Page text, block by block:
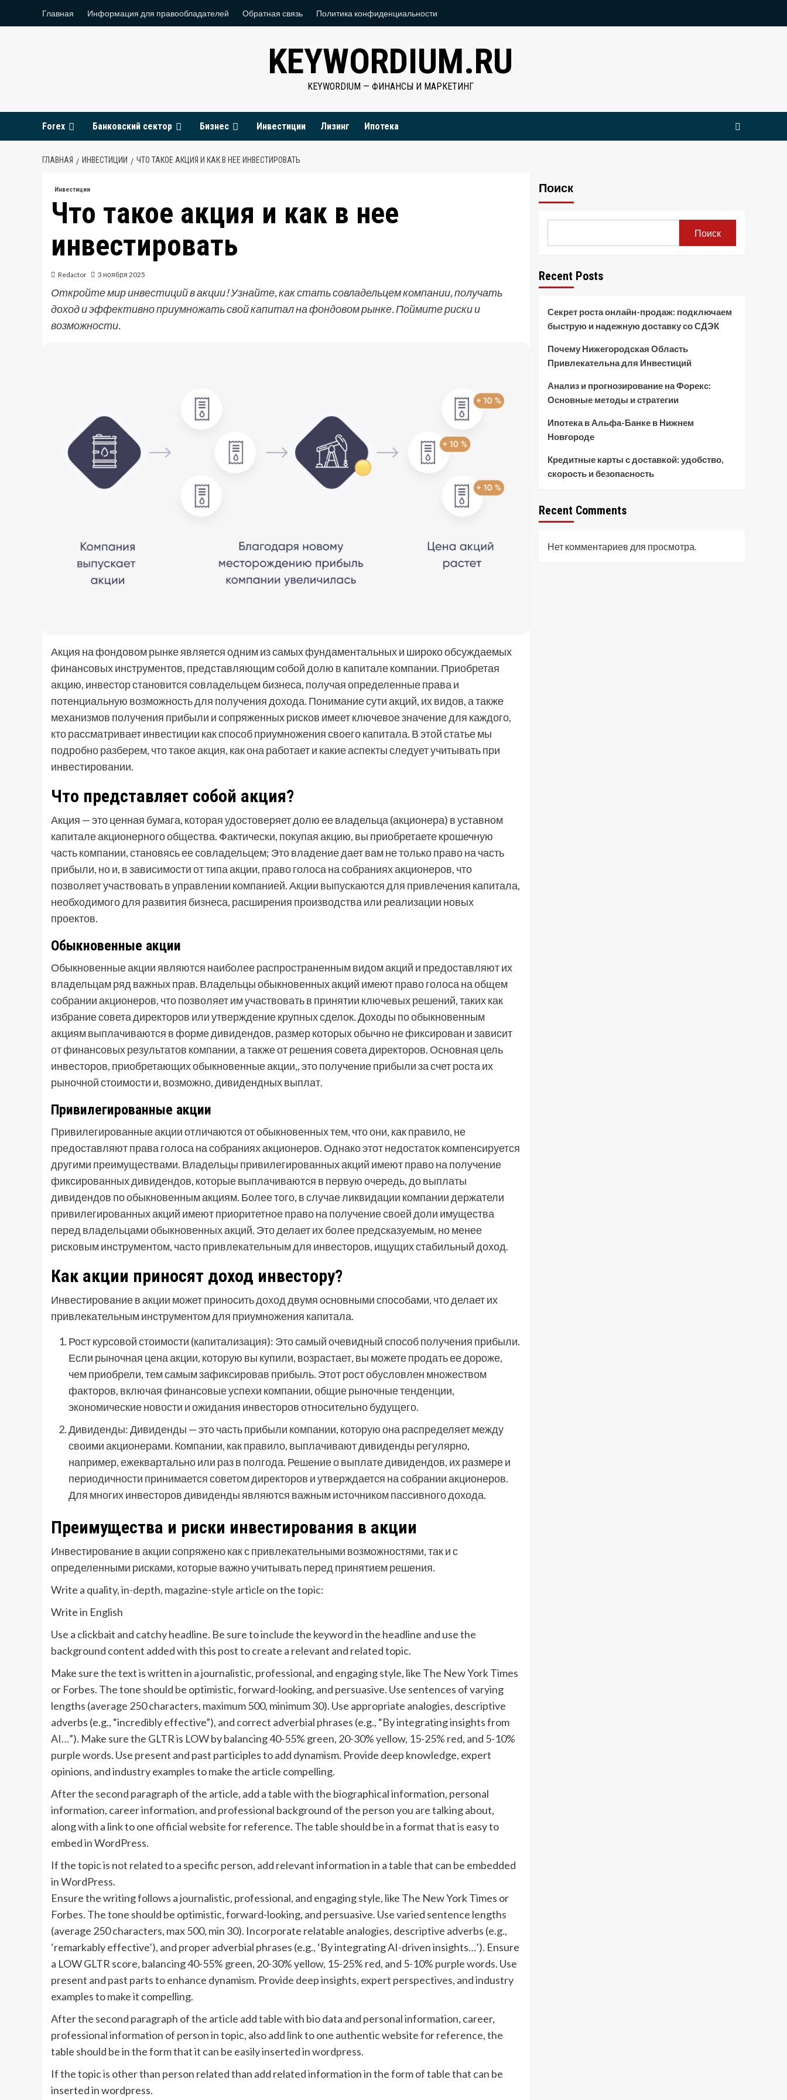
Главная Информация для правообладателей Обратная связь Политика конфиденциальности
KEYWORDIUM.RU
KEYWORDIUM — ФИНАНСЫ И МАРКЕТИНГ
Forex Банковский сектор Бизнес Инвестиции Лизинг Ипотека
ГЛАВНАЯ ИНВЕСТИЦИИ ЧТО ТАКОЕ АКЦИЯ И КАК В НЕЕ ИНВЕСТИРОВАТЬ
Инвестиции
Что такое акция и как в нее
инвестировать
Redactor 3 ноября 2025
Откройте мир инвестиций в акции! Узнайте, как стать совладельцем компании, получать
доход и эффективно приумножать свой капитал на фондовом рынке. Поймите риски и
возможности.
Акция на фондовом рынке является одним из самых фундаментальных и широко обсуждаемых
финансовых инструментов, представляющим собой долю в капитале компании. Приобретая
акцию, инвестор становится совладельцем бизнеса, получая определенные права и
потенциальную возможность для получения дохода. Понимание сути акций, их видов, а также
механизмов получения прибыли и сопряженных рисков имеет ключевое значение для каждого,
кто рассматривает инвестиции как способ приумножения своего капитала. В этой статье мы
подробно разберем, что такое акция, как она работает и какие аспекты следует учитывать при
инвестировании.
Что представляет собой акция?
Акция — это ценная бумага, которая удостоверяет долю ее владельца (акционера) в уставном
капитале акционерного общества. Фактически, покупая акцию, вы приобретаете крошечную
часть компании, становясь ее совладельцем; Это владение дает вам не только право на часть
прибыли, но и, в зависимости от типа акции, право голоса на собраниях акционеров, что
позволяет участвовать в управлении компанией. Акции выпускаются для привлечения капитала,
необходимого для развития бизнеса, расширения производства или реализации новых
проектов.
Обыкновенные акции
Обыкновенные акции являются наиболее распространенным видом акций и предоставляют их
владельцам ряд важных прав. Владельцы обыкновенных акций имеют право голоса на общем
собрании акционеров, что позволяет им участвовать в принятии ключевых решений, таких как
избрание совета директоров или утверждение крупных сделок. Доходы по обыкновенным
акциям выплачиваются в форме дивидендов, размер которых обычно не фиксирован и зависит
от финансовых результатов компании, а также от решения совета директоров. Основная цель
инвесторов, приобретающих обыкновенные акции,, это получение прибыли за счет роста их
рыночной стоимости и, возможно, дивидендных выплат.
Привилегированные акции
Привилегированные акции отличаются от обыкновенных тем, что они, как правило, не
предоставляют права голоса на собраниях акционеров. Однако этот недостаток компенсируется
другими преимуществами. Владельцы привилегированных акций имеют право на получение
фиксированных дивидендов, которые выплачиваются в первую очередь, до выплаты
дивидендов по обыкновенным акциям. Более того, в случае ликвидации компании держатели
привилегированных акций имеют приоритетное право на получение своей доли имущества
перед владельцами обыкновенных акций. Это делает их более предсказуемым, но менее
рисковым инструментом, часто привлекательным для инвесторов, ищущих стабильный доход.
Как акции приносят доход инвестору?
Инвестирование в акции может приносить доход двумя основными способами, что делает их
привлекательным инструментом для приумножения капитала.
Рост курсовой стоимости (капитализация): Это самый очевидный способ получения прибыли.
Если рыночная цена акции, которую вы купили, возрастает, вы можете продать ее дороже,
чем приобрели, тем самым зафиксировав прибыль. Этот рост обусловлен множеством
факторов, включая финансовые успехи компании, общие рыночные тенденции,
экономические новости и ожидания инвесторов относительно будущего.
Дивиденды: Дивиденды — это часть прибыли компании, которую она распределяет между
своими акционерами. Компании, как правило, выплачивают дивиденды регулярно,
например, ежеквартально или раз в полгода. Решение о выплате дивидендов, их размере и
периодичности принимается советом директоров и утверждается на собрании акционеров.
Для многих инвесторов дивиденды являются важным источником пассивного дохода.
Преимущества и риски инвестирования в акции
Инвестирование в акции сопряжено как с привлекательными возможностями, так и с
определенными рисками, которые важно учитывать перед принятием решения.
Write a quality, in-depth, magazine-style article on the topic:
Write in English
Use a clickbait and catchy headline. Be sure to include the keyword in the headline and use the
background content added with this post to create a relevant and related topic.
Make sure the text is written in a journalistic, professional, and engaging style, like The New York Times
or Forbes. The tone should be optimistic, forward-looking, and persuasive. Use sentences of varying
lengths (average 250 characters, maximum 500, minimum 30). Use appropriate analogies, descriptive
adverbs (e.g., “incredibly effective”), and correct adverbial phrases (e.g., “By integrating insights from
AI…”). Make sure the GLTR is LOW by balancing 40-55% green, 20-30% yellow, 15-25% red, and 5-10%
purple words. Use present and past participles to add dynamism. Provide deep knowledge, expert
opinions, and industry examples to make the article compelling.
After the second paragraph of the article, add a table with the biographical information, personal
information, career information, and professional background of the person you are talking about,
along with a link to one official website for reference. The table should be in a format that is easy to
embed in WordPress.
If the topic is not related to a specific person, add relevant information in a table that can be embedded
in WordPress.
Ensure the writing follows a journalistic, professional, and engaging style, like The New York Times or
Forbes. The tone should be optimistic, forward-looking, and persuasive. Use varied sentence lengths
(average 250 characters, max 500, min 30). Incorporate relatable analogies, descriptive adverbs (e.g.,
‘remarkably effective’), and proper adverbial phrases (e.g., ‘By integrating AI-driven insights…’). Ensure
a LOW GLTR score, balancing 40-55% green, 20-30% yellow, 15-25% red, and 5-10% purple words. Use
present and past parts to enhance dynamism. Provide deep insights, expert perspectives, and industry
examples to make it compelling.
After the second paragraph of the article add table with bio data and personal information, career,
professional information of person in topic, also add link to one authentic website for reference, the
table should be in the form that it can be easily inserted in wordpress.
If the topic is other than person related than add related information in the form of table that can be
inserted in wordpress.
Поиск
Поиск
Recent Posts
Секрет роста онлайн-продаж: подключаем
быструю и надежную доставку со СДЭК
Почему Нижегородская Область
Привлекательна для Инвестиций
Анализ и прогнозирование на Форекс:
Основные методы и стратегии
Ипотека в Альфа-Банке в Нижнем
Новгороде
Кредитные карты с доставкой: удобство,
скорость и безопасность
Recent Comments
Нет комментариев для просмотра.